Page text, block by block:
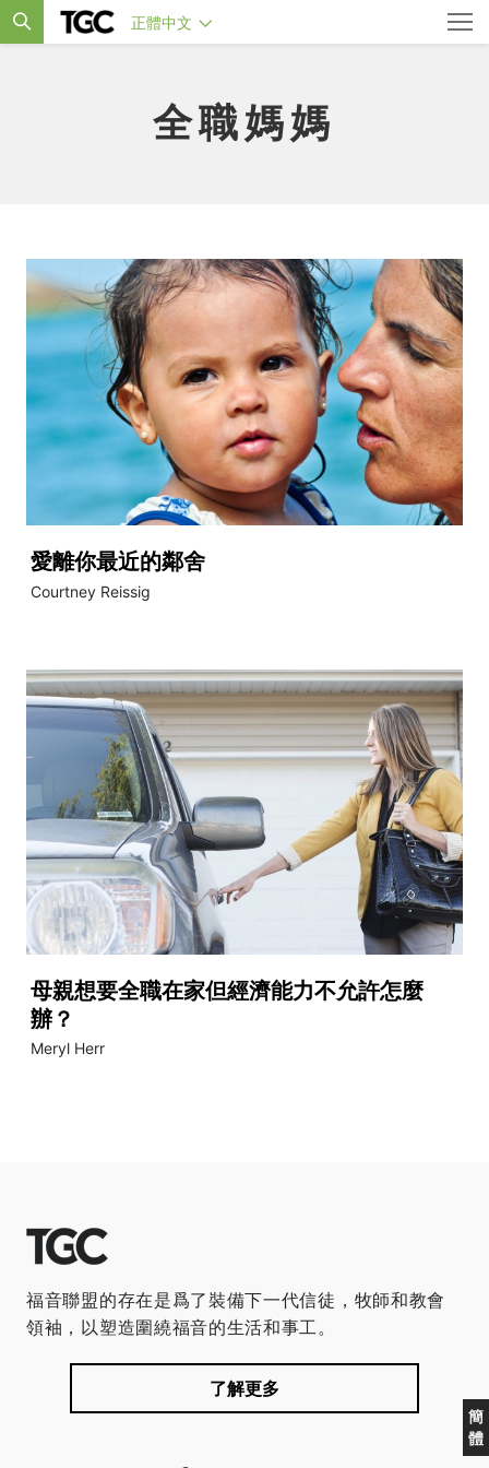
正體中文
全職媽媽
愛離你最近的鄰舍
Courtney Reissig
母親想要全職在家但經濟能力不允許怎麼
辦？
Meryl Herr
簡
體
福音聯盟的存在是爲了裝備下一代信徒，牧師和教會
領袖，以塑造圍繞福音的生活和事工。
了解更多